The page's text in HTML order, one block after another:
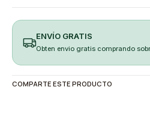
ENVÍO GRATIS
Obten envio gratis comprando
COMPARTE ESTE PRODUCTO